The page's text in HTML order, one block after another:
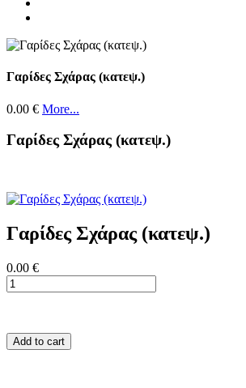
Γαρίδες Σχάρας (κατεψ.)
0.00 € More...
Γαρίδες Σχάρας (κατεψ.)
Γαρίδες Σχάρας (κατεψ.)
0.00 €
Add to cart